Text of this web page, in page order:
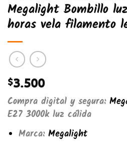
Megalight Bombillo
horas vela filamento
$3.500
Compra digital y segura:
E27 3000k luz cálida
Marca:Megalight